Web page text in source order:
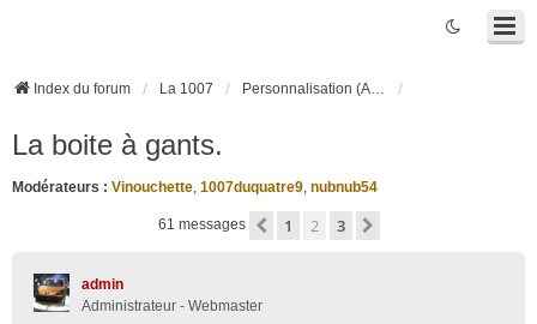
Index du forum La 1007 Personnalisation (Accessoires, Tuning, ...)
La boite à gants.
Modérateurs : Vinouchette, 1007duquatre9, nubnub54
61 messages Précédente
1 2 3
admin
Administrateur - Webmaster